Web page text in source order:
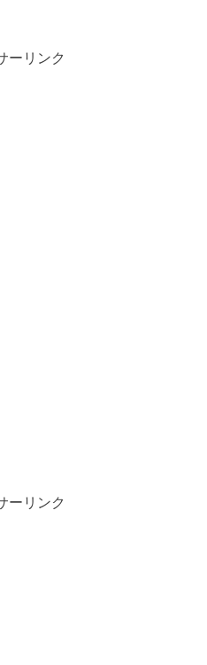
ーリンク
ーリンク